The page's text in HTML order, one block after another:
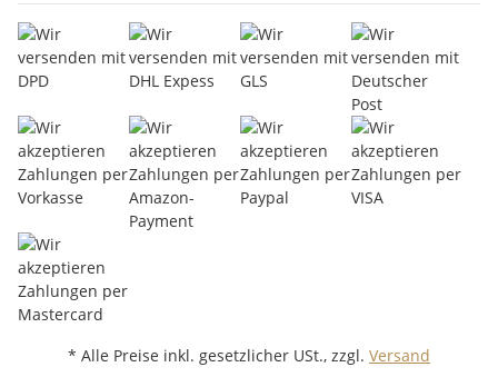
* Alle Preise inkl. gesetzlicher USt., zzgl. Versand